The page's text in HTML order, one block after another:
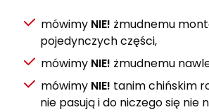
mówimy NIE! żmudnemu
pojedynczych części,
mówimy NIE! żmudnemu
mówimy NIE! tanim chińskim
nie pasują i do niczego się nie